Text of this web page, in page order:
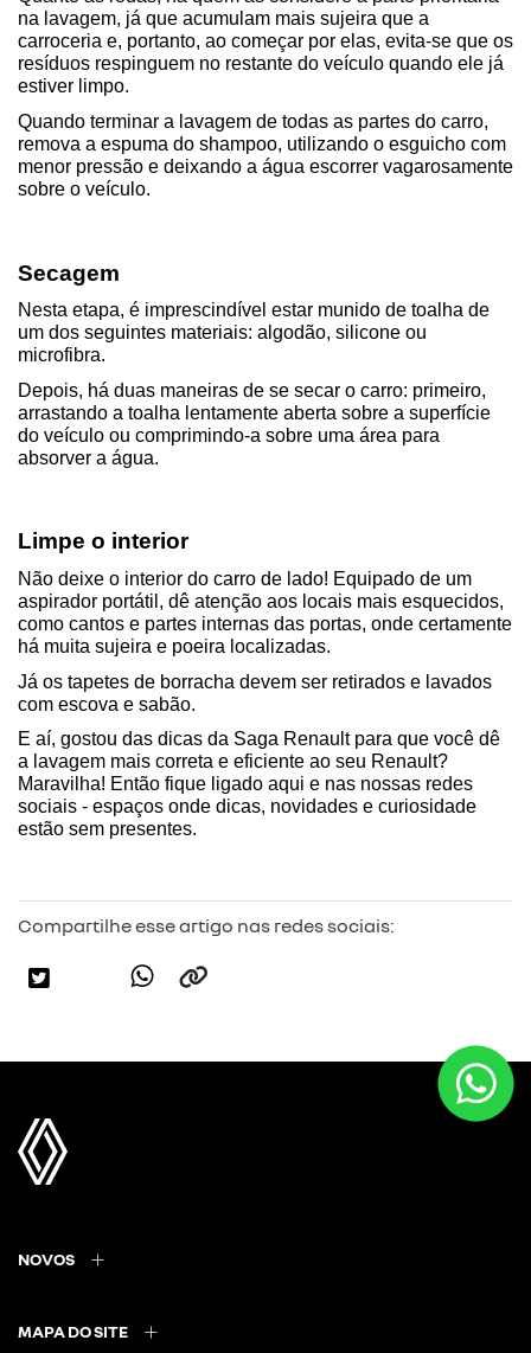
na lavagem, já que acumulam mais sujeira que a
carroceria e, portanto, ao começar por elas, evita-se que os
resíduos respinguem no restante do veículo quando ele já
estiver limpo.
Quando terminar a lavagem de todas as partes do carro,
remova a espuma do shampoo, utilizando o esguicho com
menor pressão e deixando a água escorrer vagarosamente
sobre o veículo.
Secagem
Nesta etapa, é imprescindível estar munido de toalha de
um dos seguintes materiais: algodão, silicone ou
microfibra.
Depois, há duas maneiras de se secar o carro: primeiro,
arrastando a toalha lentamente aberta sobre a superfície
do veículo ou comprimindo-a sobre uma área para
absorver a água.
Limpe o interior
Não deixe o interior do carro de lado! Equipado de um
aspirador portátil, dê atenção aos locais mais esquecidos,
como cantos e partes internas das portas, onde certamente
há muita sujeira e poeira localizadas.
Já os tapetes de borracha devem ser retirados e lavados
com escova e sabão.
E aí, gostou das dicas da Saga Renault para que você dê
a lavagem mais correta e eficiente ao seu Renault?
Maravilha! Então fique ligado aqui e nas nossas redes
sociais - espaços onde dicas, novidades e curiosidade
estão sem presentes.
Compartilhe esse artigo nas redes sociais:
NOVOS
MAPA DO SITE